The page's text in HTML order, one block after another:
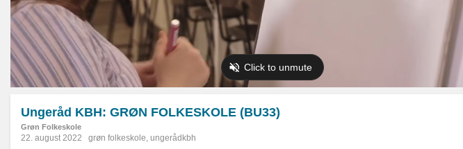
Ungeråd KBH: GRØN FOLKESKOLE (BU33)
Grøn Folkeskole
22. august 2022 grøn folkeskole, ungerådkbh